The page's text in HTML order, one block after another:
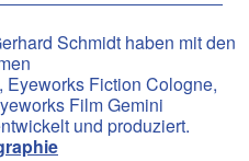
Schmidt haben mit den
Fiction Cologne,
Film Gemini
und produziert.